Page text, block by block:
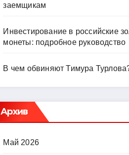
заемщикам
Инвестирование в российские
монеты: подробное руководство
В чем обвиняют Тимура
Архив
Май 2026